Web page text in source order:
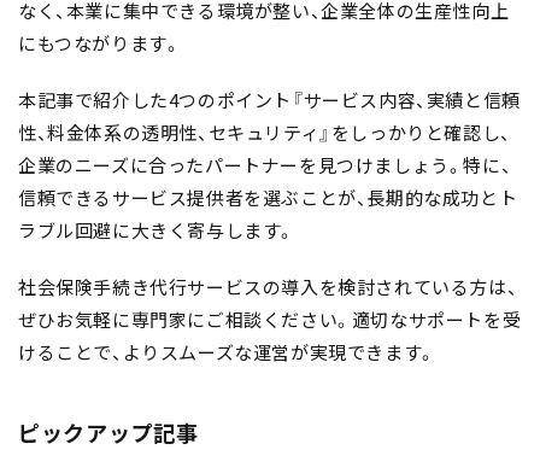
なく、本業に集中できる環境が整い、企業全体の生産性向上
にもつながります。
本記事で紹介した4つのポイント『サービス内容、実績と信頼
性、料金体系の透明性、セキュリティ』をしっかりと確認し、
企業のニーズに合ったパートナーを見つけましょう。特に、
信頼できるサービス提供者を選ぶことが、長期的な成功とト
ラブル回避に大きく寄与します。
社会保険手続き代行サービスの導入を検討されている方は、
ぜひお気軽に専門家にご相談ください。適切なサポートを受
けることで、よりスムーズな運営が実現できます。
ピックアップ記事